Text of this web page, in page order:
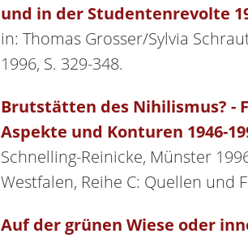
und in der Studentenrevolte
in: Thomas Grosser/Sylvia
1996, S. 329-348.
Brutstätten des Nihilismus? -
Aspekte und Konturen 1946-
Schnelling-Reinicke, Münster
Westfalen, Reihe C: Quellen und
Auf der grünen Wiese oder